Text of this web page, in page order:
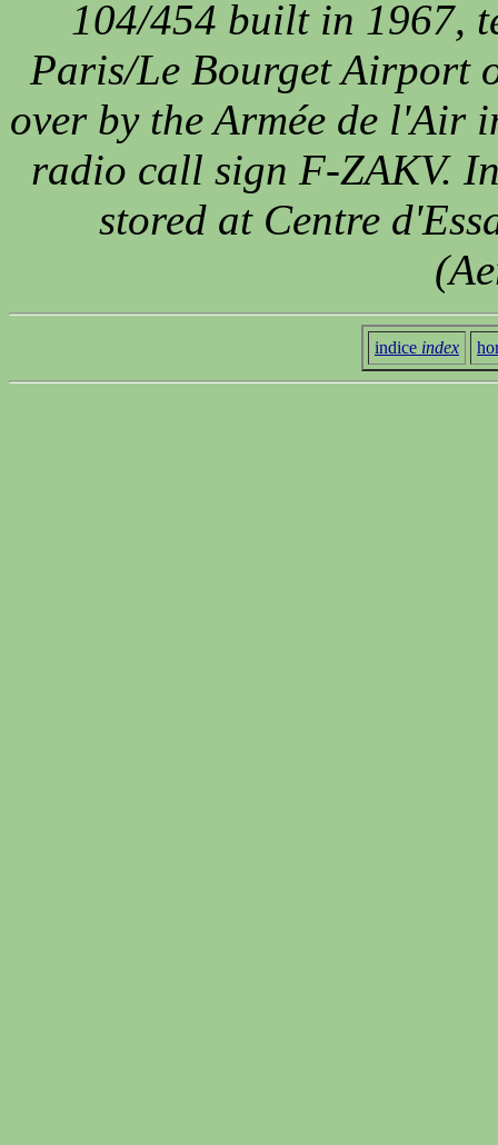
104/454 built in 1967,
Paris/Le Bourget Airport
over by the Armée de l'Air
radio call sign F-ZAKV.
stored at Centre
indice index